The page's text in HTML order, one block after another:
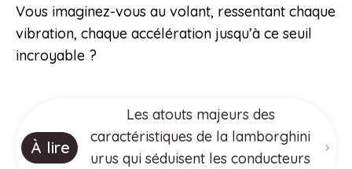
Vous imaginez-vous au volant, ressentant chaque
vibration, chaque accélération jusqu’à ce seuil
incroyable ?
À lire
Les atouts majeurs des
caractéristiques de la lamborghini
urus qui séduisent les conducteurs